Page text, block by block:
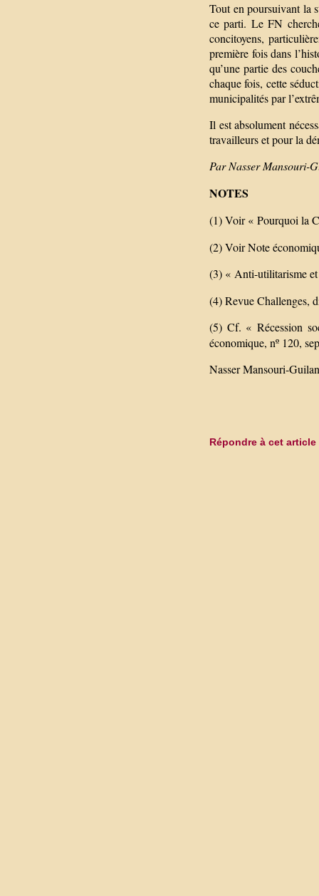
Tout en poursuivant la
ce parti. Le FN
concitoyens,
première fois dans
qu’une partie des
chaque fois, cette
municipalités par
Il est absolument
travailleurs et pour la
Par Nasser Mansouri-
NOTES
(1) Voir « Pourquoi la
(2) Voir Note
(3) « Anti-utilitarisme
(4) Revue Challenges,
(5) Cf. « Récession
économique, nº 120,
Nasser Mansouri-
Répondre à cet article